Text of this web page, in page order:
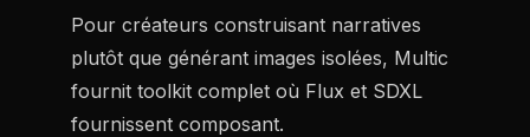
Pour créateurs construisant narratives
plutôt que générant images isolées, Multic
fournit toolkit complet où Flux et SDXL
fournissent composant.